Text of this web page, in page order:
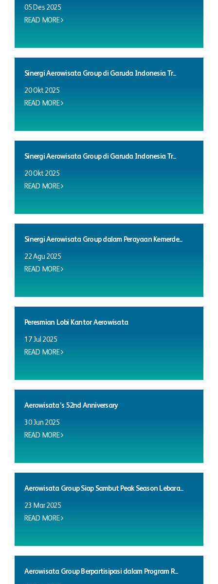
05 Des 2025
READ MORE
Sinergi Aerowisata Group di Garuda Indonesia Tr...
20 Okt 2025
READ MORE
Sinergi Aerowisata Group di Garuda Indonesia Tr...
20 Okt 2025
READ MORE
Sinergi Aerowisata Group dalam Perayaan Kemerde...
22 Agu 2025
READ MORE
Peresmian Lobi Kantor Aerowisata
17 Jul 2025
READ MORE
Aerowisata’s 52nd Anniversary
30 Jun 2025
READ MORE
Aerowisata Group Siap Sambut Peak Season Lebara...
23 Mar 2025
READ MORE
Aerowisata Group Berpartisipasi dalam Program R...